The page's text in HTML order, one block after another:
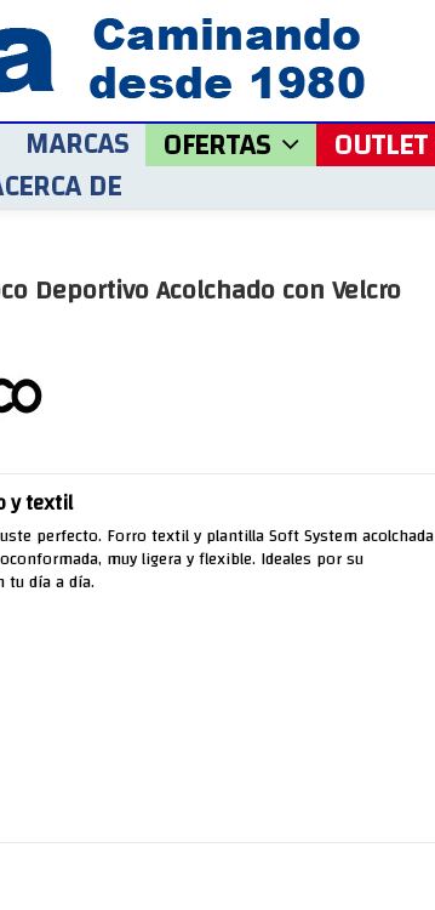
MARCAS OFERTAS OUTLET
DE
Deportivo Acolchado con Velcro
y textil
perfecto. Forro textil y plantilla Soft System acolchada
muy ligera y flexible. Ideales por su
tu día a día.